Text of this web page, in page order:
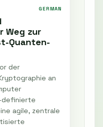
GERMAN
Weg zur
Quanten-
der
an
definierte
agile, zentrale